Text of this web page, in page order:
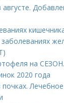
на
2020 года